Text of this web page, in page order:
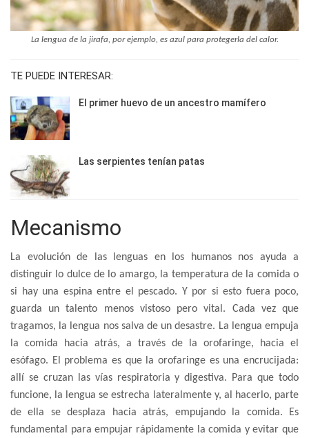
La lengua de la jirafa, por ejemplo, es azul para protegerla del calor.
TE PUEDE INTERESAR:
El primer huevo de un ancestro mamífero
Las serpientes tenían patas
Mecanismo
La evolución de las lenguas en los humanos nos ayuda a
distinguir lo dulce de lo amargo, la temperatura de la comida o
si hay una espina entre el pescado. Y por si esto fuera poco,
guarda un talento menos vistoso pero vital. Cada vez que
tragamos, la lengua nos salva de un desastre. La lengua empuja
la comida hacia atrás, a través de la orofaringe, hacia el
esófago. El problema es que la orofaringe es una encrucijada:
allí se cruzan las vías respiratoria y digestiva. Para que todo
funcione, la lengua se estrecha lateralmente y, al hacerlo, parte
de ella se desplaza hacia atrás, empujando la comida. Es
fundamental para empujar rápidamente la comida y evitar que